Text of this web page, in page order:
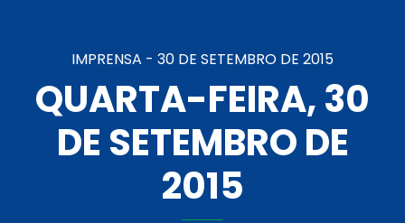
IMPRENSA - 30 DE SETEMBRO DE 2015
QUARTA-FEIRA, 30
DE SETEMBRO DE
2015